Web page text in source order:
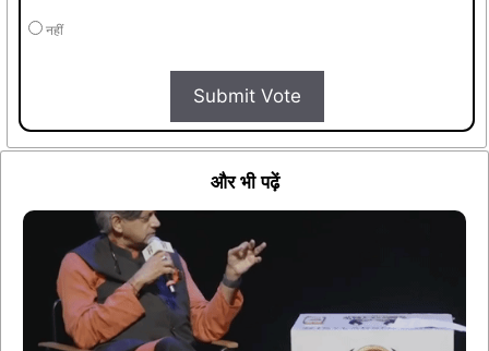
नहीं
Submit Vote
और भी पढ़ें